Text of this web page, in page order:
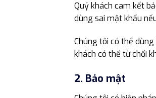
Quý khách cam kết
dùng sai mật khẩu
Chúng tôi có thể
khách có thể từ chối
2. Bảo mật